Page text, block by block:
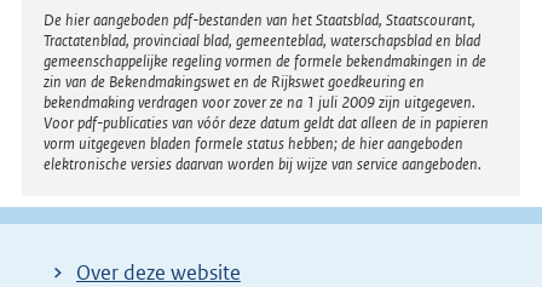
Disclaimer
De hier aangeboden pdf-bestanden van het Staatsblad, Staatscourant,
Tractatenblad, provinciaal blad, gemeenteblad, waterschapsblad en blad
gemeenschappelijke regeling vormen de formele bekendmakingen in de
zin van de Bekendmakingswet en de Rijkswet goedkeuring en
bekendmaking verdragen voor zover ze na 1 juli 2009 zijn uitgegeven.
Voor pdf-publicaties van vóór deze datum geldt dat alleen de in papieren
vorm uitgegeven bladen formele status hebben; de hier aangeboden
elektronische versies daarvan worden bij wijze van service aangeboden.
Over deze website